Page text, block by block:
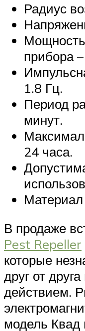
Радиус
Мощность
прибора
1.8 Гц.
Период
минут.
24 часа.
Материал
В продаже
Pest Repeller
которые
друг от
действием.
модель Квад